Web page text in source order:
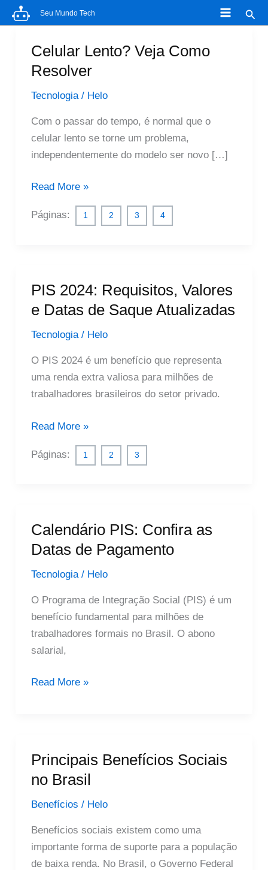
para
conteúdo
Seu Mundo Tech
Celular Lento? Veja Como
Resolver
Tecnologia/ Helo
Com o passar do tempo, é normal que o
celular lento se torne um problema,
independentemente do modelo ser novo […]
Celular
Veja
Read More »
Páginas: 1 2 3 4
PIS 2024: Requisitos, Valores
e Datas de Saque Atualizadas
Tecnologia/ Helo
O PIS 2024 é um benefício que representa
uma renda extra valiosa para milhões de
trabalhadores brasileiros do setor privado.
PIS
Requisitos,
de
Saque
Read More »
Páginas: 1 2 3
Calendário PIS: Confira as
Datas de Pagamento
Tecnologia/ Helo
O Programa de Integração Social (PIS) é um
benefício fundamental para milhões de
trabalhadores formais no Brasil. O abono
salarial,
Calendário
de
Pagamento
Read More »
Principais Benefícios Sociais
no Brasil
Benefícios / Helo
Benefícios sociais existem como uma
importante forma de suporte para a população
de baixa renda. No Brasil, o Governo Federal